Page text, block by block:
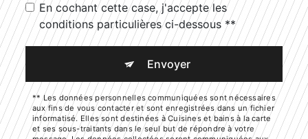
En cochant cette case, j'accepte les
conditions particulières ci-dessous **
Envoyer
** Les données personnelles communiquées sont nécessaires
aux fins de vous contacter et sont enregistrées dans un fichier
informatisé. Elles sont destinées à Cuisines et bains à la carte
et ses sous-traitants dans le seul but de répondre à votre